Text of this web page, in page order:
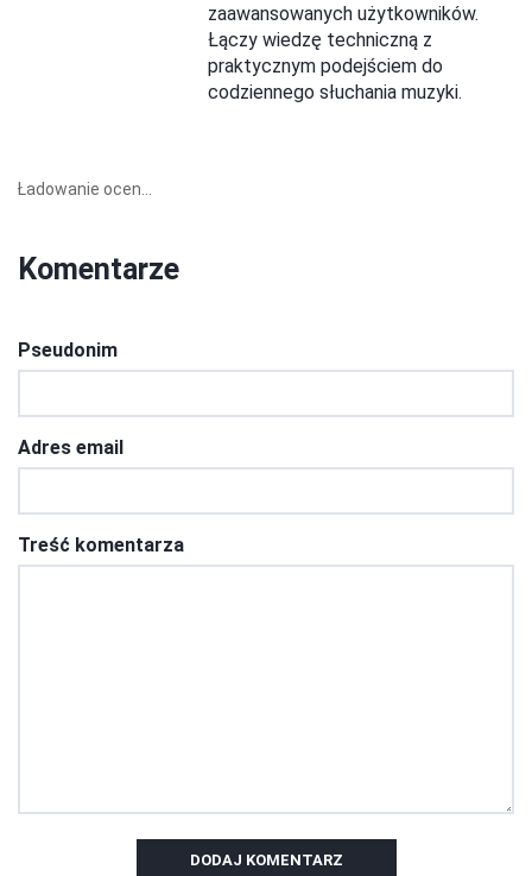
zaawansowanych użytkowników.
Łączy wiedzę techniczną z
praktycznym podejściem do
codziennego słuchania muzyki.
Ładowanie ocen...
Komentarze
Pseudonim
Adres email
Treść komentarza
DODAJ KOMENTARZ